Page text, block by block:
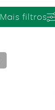
Mais filtros